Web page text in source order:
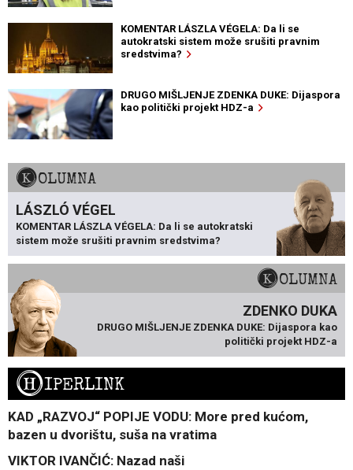
KOMENTAR LÁSZLA VÉGELA: Da li se
autokratski sistem može srušiti pravnim
sredstvima?
DRUGO MIŠLJENJE ZDENKA DUKE: Dijaspora
kao politički projekt HDZ-a
KOLUMNA
LÁSZLÓ VÉGEL
KOMENTAR LÁSZLA VÉGELA: Da li se autokratski
sistem može srušiti pravnim sredstvima?
KOLUMNA
ZDENKO DUKA
DRUGO MIŠLJENJE ZDENKA DUKE: Dijaspora kao
politički projekt HDZ-a
HIPERLINK
KAD „RAZVOJ“ POPIJE VODU: More pred kućom,
bazen u dvorištu, suša na vratima
VIKTOR IVANČIĆ: Nazad naši